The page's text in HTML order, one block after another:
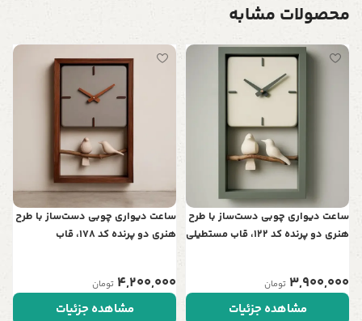
محصولات مشابه
ساعت دیواری چوبی دست‌ساز با طرح
هنری دو پرنده کد 122، قاب مستطیلی
3,900,000 تومان
مشاهده جزئیات
ساعت دیواری چوبی دست‌ساز با طرح
هنری دو پرنده کد 178، قاب
4,200,000 تومان
مشاهده جزئیات